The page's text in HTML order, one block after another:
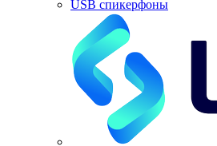
USB спикерфоны